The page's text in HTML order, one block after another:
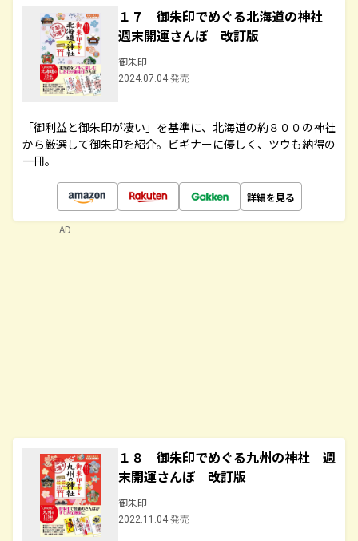
１７ 御朱印でめぐる北海道の神社
週末開運さんぽ 改訂版
御朱印
2024.07.04 発売
「御利益と御朱印が凄い」を基準に、北海道の約８００の神社
から厳選して御朱印を紹介。ビギナーに優しく、ツウも納得の
一冊。
詳細を見る
１８ 御朱印でめぐる九州の神社 週
末開運さんぽ 改訂版
御朱印
2022.11.04 発売
AD